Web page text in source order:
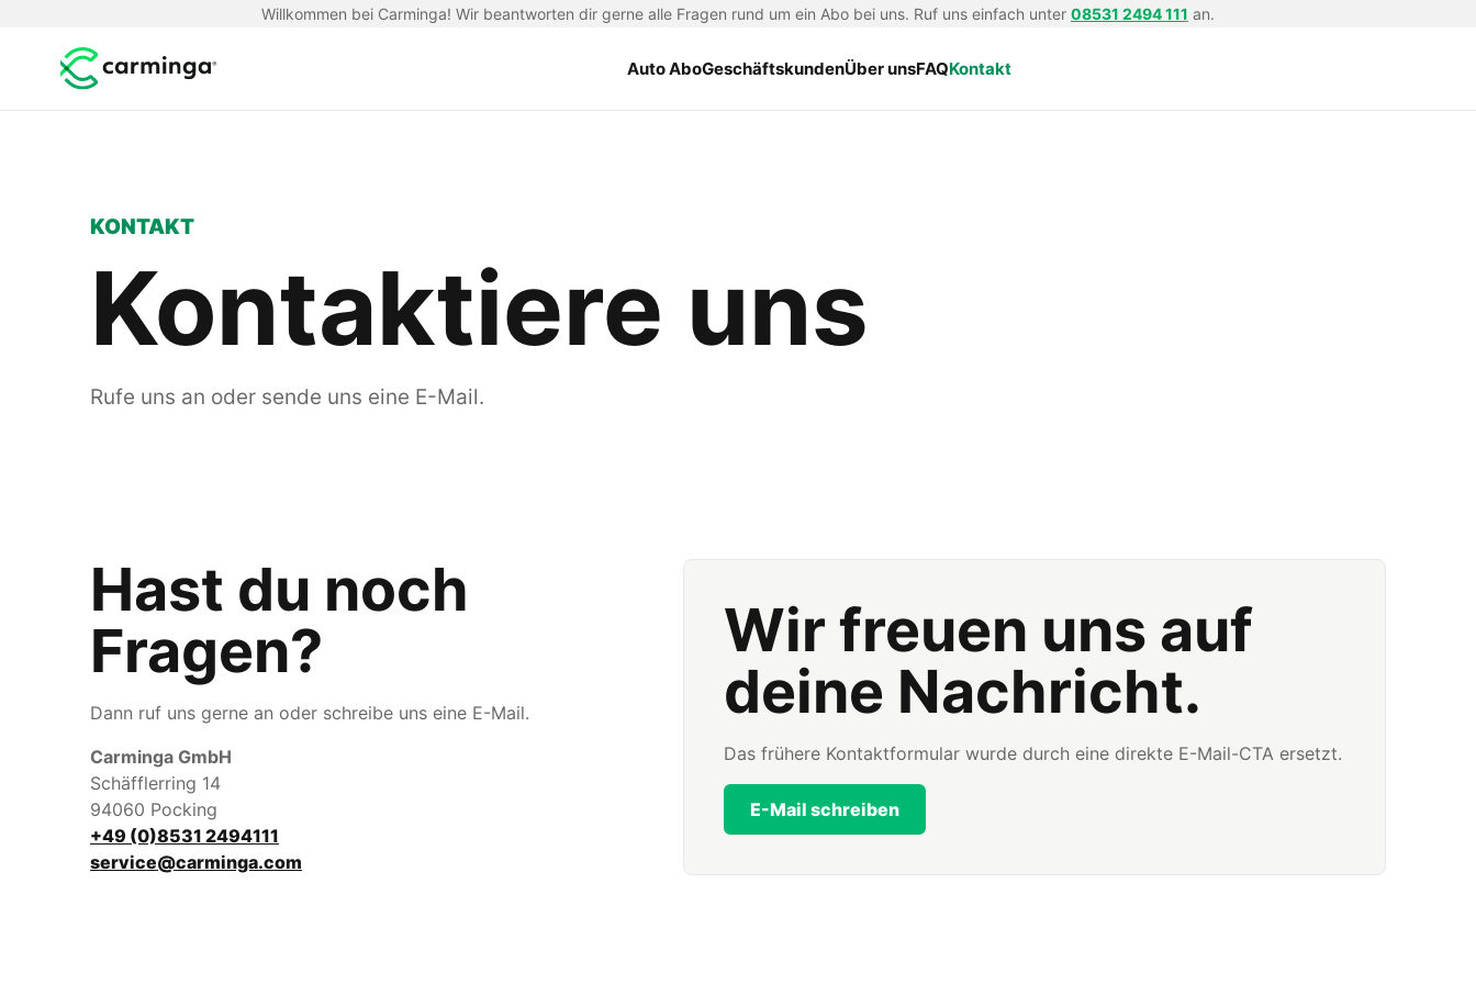
Willkommen bei Carminga! Wir beantworten dir gerne alle Fragen rund um ein Abo bei uns. Ruf uns einfach unter 08531 2494 111 an.
Auto AboGeschäftskundenÜber unsFAQKontakt
KONTAKT
Kontaktiere uns
Rufe uns an oder sende uns eine E-Mail.
Hast du noch
Fragen?
Dann ruf uns gerne an oder schreibe uns eine E-Mail.
Carminga GmbH
Schäfflerring 14
94060 Pocking
+49 (0)8531 2494111
service@carminga.com
Wir freuen uns auf
deine Nachricht.
Das frühere Kontaktformular wurde durch eine direkte E-Mail-CTA ersetzt.
E-Mail schreiben